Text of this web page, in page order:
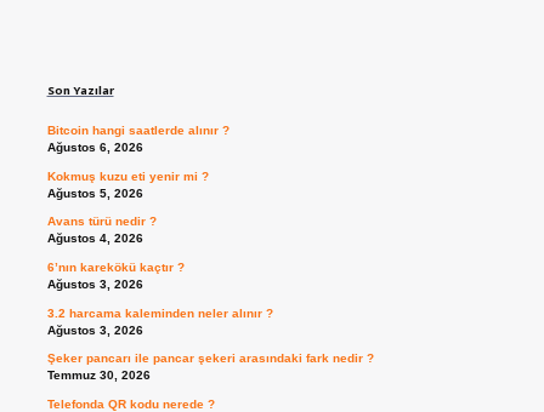
Son Yazılar
Bitcoin hangi saatlerde alınır ?
Ağustos 6, 2026
Kokmuş kuzu eti yenir mi ?
Ağustos 5, 2026
Avans türü nedir ?
Ağustos 4, 2026
6’nın karekökü kaçtır ?
Ağustos 3, 2026
3.2 harcama kaleminden neler alınır ?
Ağustos 3, 2026
Şeker pancarı ile pancar şekeri arasındaki fark nedir ?
Temmuz 30, 2026
Telefonda QR kodu nerede ?